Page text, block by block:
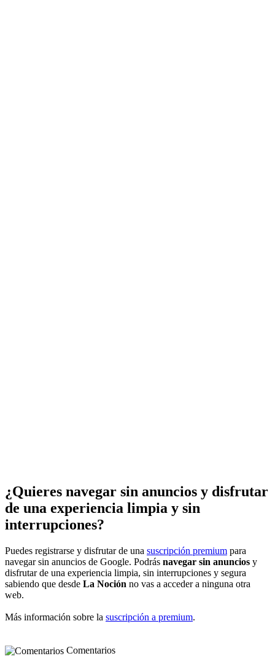
¿Quieres navegar sin anuncios y disfrutar
de una experiencia limpia y sin
interrupciones?
Puedes registrarse y disfrutar de una suscripción premium para
navegar sin anuncios de Google. Podrás navegar sin anuncios y
disfrutar de una experiencia limpia, sin interrupciones y segura
sabiendo que desde La Noción no vas a acceder a ninguna otra
web.
Más información sobre la suscripción a premium.
Comentarios